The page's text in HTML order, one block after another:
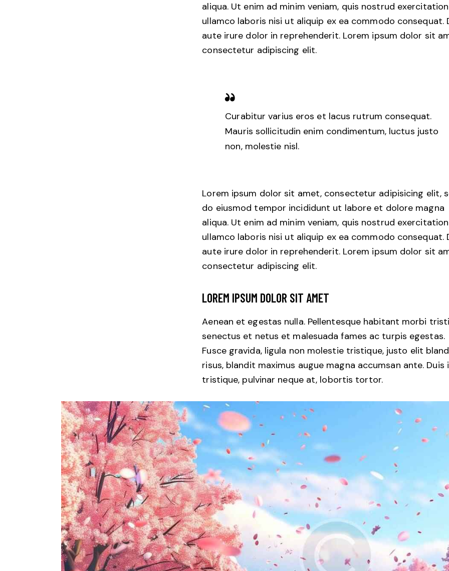
aliqua. Ut enim ad minim veniam, quis nostrud exercitation
ullamco laboris nisi ut aliquip ex ea commodo consequat.
aute irure dolor in reprehenderit. Lorem ipsum dolor sit
consectetur adipiscing elit.
Curabitur varius eros et lacus rutrum consequat.
Mauris sollicitudin enim condimentum, luctus justo
non, molestie nisl.
Lorem ipsum dolor sit amet, consectetur adipisicing elit,
do eiusmod tempor incididunt ut labore et dolore magna
aliqua. Ut enim ad minim veniam, quis nostrud exercitation
ullamco laboris nisi ut aliquip ex ea commodo consequat.
aute irure dolor in reprehenderit. Lorem ipsum dolor sit
consectetur adipiscing elit.
LOREM IPSUM DOLOR SIT AMET
Aenean et egestas nulla. Pellentesque habitant morbi
senectus et netus et malesuada fames ac turpis egestas.
Fusce gravida, ligula non molestie tristique, justo elit
risus, blandit maximus augue magna accumsan ante. Duis
tristique, pulvinar neque at, lobortis tortor.